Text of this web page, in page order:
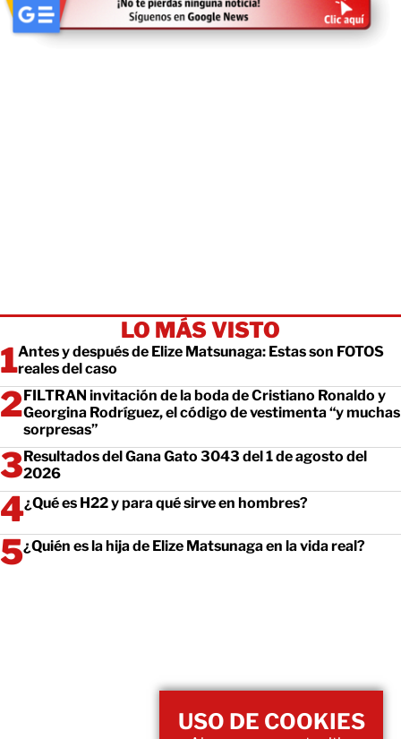
LO MÁS VISTO
Antes y después de Elize Matsunaga: Estas son FOTOS
reales del caso
FILTRAN invitación de la boda de Cristiano Ronaldo y
Georgina Rodríguez, el código de vestimenta “y muchas
sorpresas”
Resultados del Gana Gato 3043 del 1 de agosto del
2026
¿Qué es H22 y para qué sirve en hombres?
¿Quién es la hija de Elize Matsunaga en la vida real?
USO DE COOKIES